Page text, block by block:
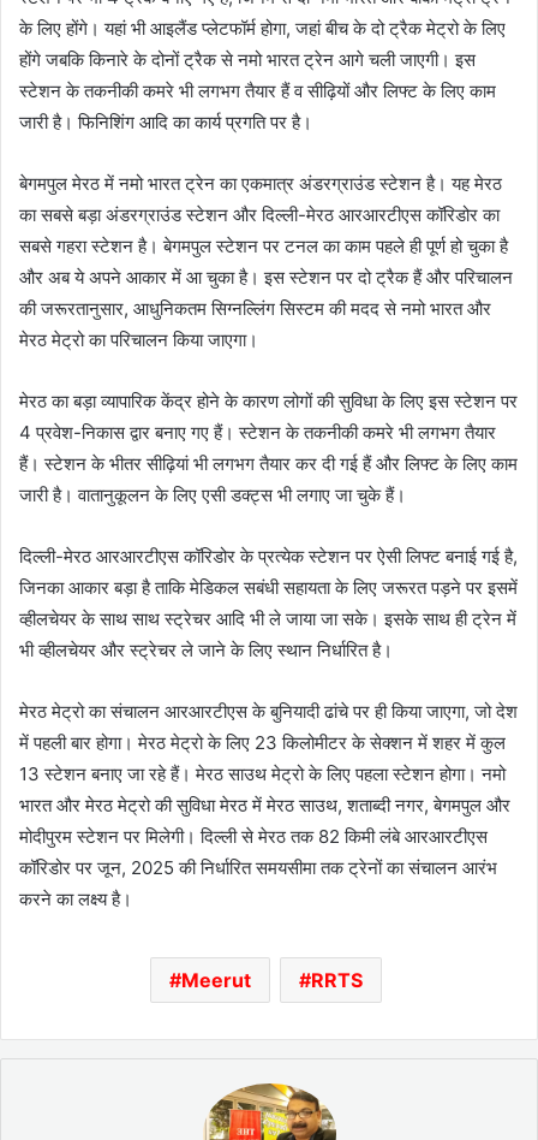
के लिए होंगे। यहां भी आइलैंड प्लेटफॉर्म होगा, जहां बीच के दो ट्रैक मेट्रो के लिए
होंगे जबकि किनारे के दोनों ट्रैक से नमो भारत ट्रेन आगे चली जाएगी। इस
स्टेशन के तकनीकी कमरे भी लगभग तैयार हैं व सीढ़ियों और लिफ्ट के लिए काम
जारी है। फिनिशिंग आदि का कार्य प्रगति पर है।
बेगमपुल मेरठ में नमो भारत ट्रेन का एकमात्र अंडरग्राउंड स्टेशन है। यह मेरठ
का सबसे बड़ा अंडरग्राउंड स्टेशन और दिल्ली-मेरठ आरआरटीएस कॉरिडोर का
सबसे गहरा स्टेशन है। बेगमपुल स्टेशन पर टनल का काम पहले ही पूर्ण हो चुका है
और अब ये अपने आकार में आ चुका है। इस स्टेशन पर दो ट्रैक हैं और परिचालन
की जरूरतानुसार, आधुनिकतम सिग्नल्लिंग सिस्टम की मदद से नमो भारत और
मेरठ मेट्रो का परिचालन किया जाएगा।
मेरठ का बड़ा व्यापारिक केंद्र होने के कारण लोगों की सुविधा के लिए इस स्टेशन पर
4 प्रवेश-निकास द्वार बनाए गए हैं। स्टेशन के तकनीकी कमरे भी लगभग तैयार
हैं। स्टेशन के भीतर सीढ़ियां भी लगभग तैयार कर दी गई हैं और लिफ्ट के लिए काम
जारी है। वातानुकूलन के लिए एसी डक्ट्स भी लगाए जा चुके हैं।
दिल्ली-मेरठ आरआरटीएस कॉरिडोर के प्रत्येक स्टेशन पर ऐसी लिफ्ट बनाई गई है,
जिनका आकार बड़ा है ताकि मेडिकल सबंधी सहायता के लिए जरूरत पड़ने पर इसमें
व्हीलचेयर के साथ साथ स्ट्रेचर आदि भी ले जाया जा सके। इसके साथ ही ट्रेन में
भी व्हीलचेयर और स्ट्रेचर ले जाने के लिए स्थान निर्धारित है।
मेरठ मेट्रो का संचालन आरआरटीएस के बुनियादी ढांचे पर ही किया जाएगा, जो देश
में पहली बार होगा। मेरठ मेट्रो के लिए 23 किलोमीटर के सेक्शन में शहर में कुल
13 स्टेशन बनाए जा रहे हैं। मेरठ साउथ मेट्रो के लिए पहला स्टेशन होगा। नमो
भारत और मेरठ मेट्रो की सुविधा मेरठ में मेरठ साउथ, शताब्दी नगर, बेगमपुल और
मोदीपुरम स्टेशन पर मिलेगी। दिल्ली से मेरठ तक 82 किमी लंबे आरआरटीएस
कॉरिडोर पर जून, 2025 की निर्धारित समयसीमा तक ट्रेनों का संचालन आरंभ
करने का लक्ष्य है।
Meerut RRTS